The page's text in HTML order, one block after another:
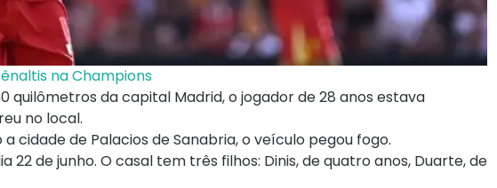
na Champions
quilômetros da capital Madrid, o jogador de 28 anos estava
no local.
cidade de Palacios de Sanabria, o veículo pegou fogo.
de junho. O casal tem três filhos: Dinis, de quatro anos, Duarte, de